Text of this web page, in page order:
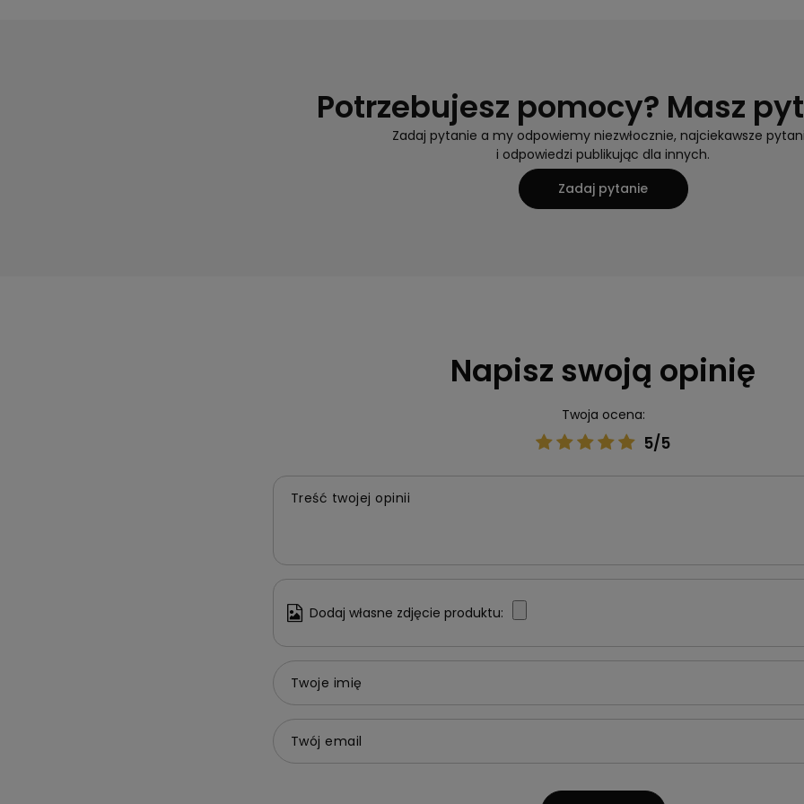
Potrzebujesz pomocy? Masz
Zadaj pytanie a my odpowiemy niezwłocznie, najciekawsze
i odpowiedzi publikując dla innych.
Zadaj pytanie
Napisz swoją opinię
Twoja ocena:
5/5
Treść twojej opinii
Dodaj własne zdjęcie produktu:
Twoje imię
Twój email